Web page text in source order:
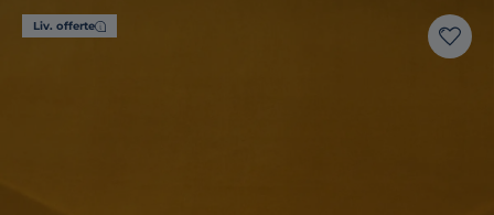
Liv. offerte